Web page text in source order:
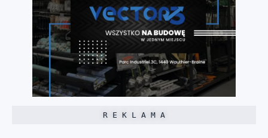
R E K L A M A